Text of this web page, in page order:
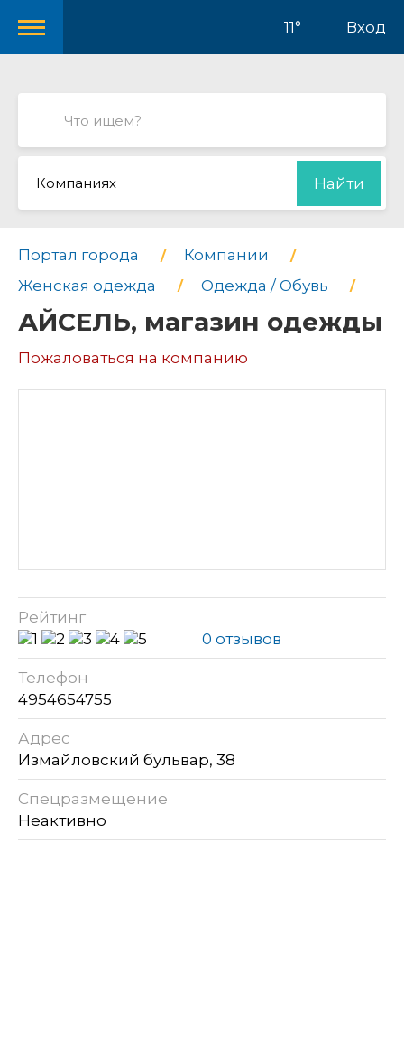
11° Вход
Компаниях Найти
Портал города
Компании
Женская одежда
Одежда / Обувь
АЙСЕЛЬ, магазин одежды
Пожаловаться на компанию
Рейтинг
0 отзывов
Телефон
4954654755
Адрес
Измайловский бульвар, 38
Спецразмещение
Неактивно